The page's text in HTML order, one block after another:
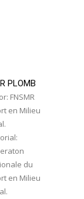
PLOMB
FNSMR
en Milieu
du
en Milieu